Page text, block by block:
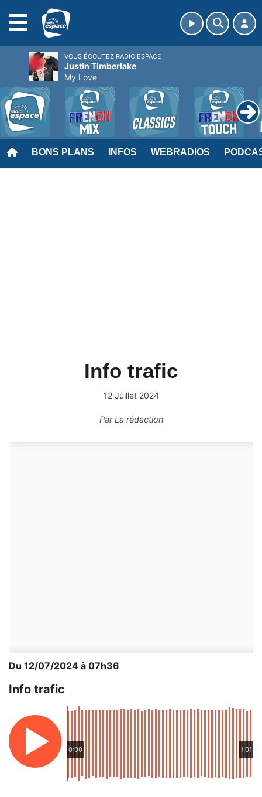
BONS PLANS INFOS WEBRADIOS
Info trafic
12 Juillet 2024
ParLa rédaction
Du 12/07/2024 à 07h36
Info trafic
0:00 1:01
VOUS ÉCOUTEZ RADIO ESPACE
Justin Timberlake
My Love